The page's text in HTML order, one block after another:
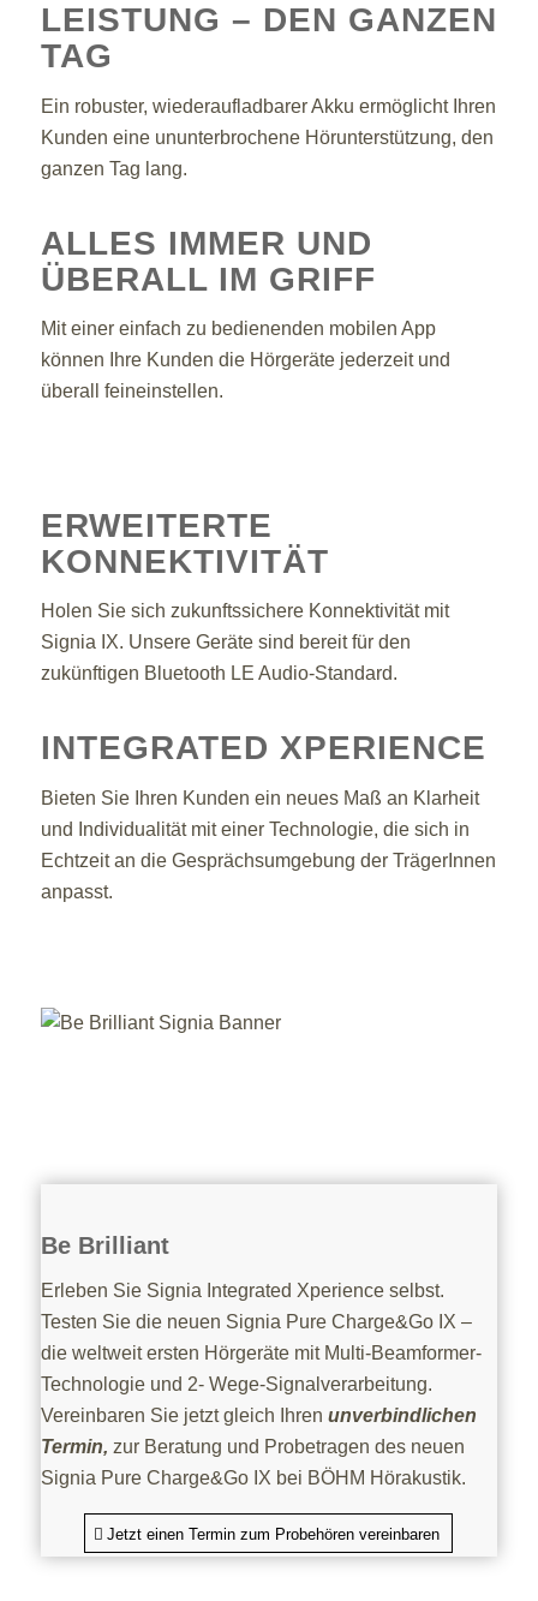
LEISTUNG – DEN GANZEN
TAG
Ein robuster, wiederaufladbarer Akku ermöglicht Ihren
Kunden eine ununterbrochene Hörunterstützung, den
ganzen Tag lang.
ALLES IMMER UND
ÜBERALL IM GRIFF
Mit einer einfach zu bedienenden mobilen App
können Ihre Kunden die Hörgeräte jederzeit und
überall feineinstellen.
ERWEITERTE
KONNEKTIVITÄT
Holen Sie sich zukunftssichere Konnektivität mit
Signia IX. Unsere Geräte sind bereit für den
zukünftigen Bluetooth LE Audio-Standard.
INTEGRATED XPERIENCE
Bieten Sie Ihren Kunden ein neues Maß an Klarheit
und Individualität mit einer Technologie, die sich in
Echtzeit an die Gesprächsumgebung der TrägerInnen
anpasst.
Be Brilliant
Erleben Sie Signia Integrated Xperience selbst.
Testen Sie die neuen Signia Pure Charge&Go IX –
die weltweit ersten Hörgeräte mit Multi-Beamformer-
Technologie und 2- Wege-Signalverarbeitung.
Vereinbaren Sie jetzt gleich Ihren unverbindlichen
Termin, zur Beratung und Probetragen des neuen
Signia Pure Charge&Go IX bei BÖHM Hörakustik.
Jetzt einen Termin zum Probehören vereinbaren